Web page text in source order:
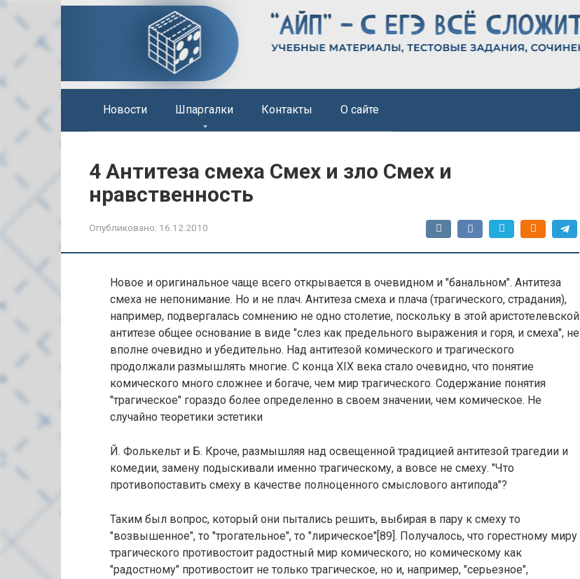
Перейти
контенту
Новости Шпаргалки Контакты О сайте
4 Антитеза смеха Смех и зло Смех и
нравственность
Опубликовано: 16.12.2010
Новое и оригинальное чаще всего открывается в очевидном и "банальном". Антитеза
смеха не непонимание. Но и не плач. Антитеза смеха и плача (трагического, страдания),
например, подвергалась сомнению не одно столетие, поскольку в этой аристотелевской
антитезе общее основание в виде "слез как предельного выражения и горя, и смеха", не
вполне очевидно и убедительно. Над антитезой комического и трагического
продолжали размышлять многие. С конца XIX века стало очевидно, что понятие
комического много сложнее и богаче, чем мир трагического. Содержание понятия
"трагическое" гораздо более определенно в своем значении, чем комическое. Не
случайно теоретики эстетики
Й. Фолькельт и Б. Кроче, размышляя над освещенной традицией антитезой трагедии и
комедии, замену подыскивали именно трагическому, а вовсе не смеху. "Что
противопоставить смеху в качестве полноценного смыслового антипода"?
Таким был вопрос, который они пытались решить, выбирая в пару к смеху то
"возвышенное", то "трогательное", то "лирическое"[89]. Получалось, что горестному миру
трагического противостоит радостный мир комического; но комическому как
"радостному" противостоит не только трагическое, но и, например, "серьезное",